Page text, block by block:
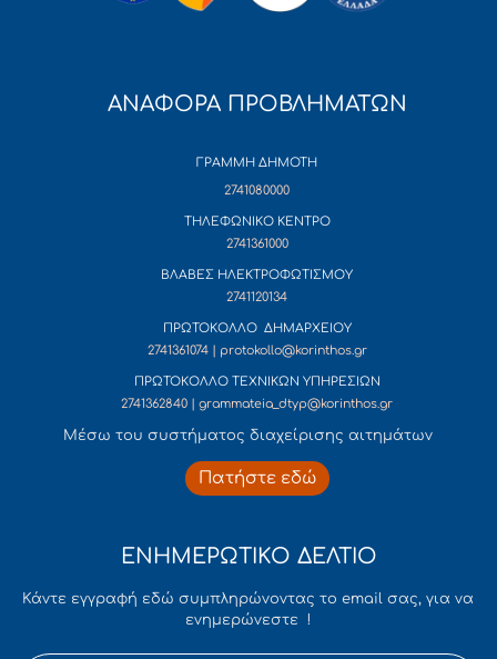
ΑΝΑΦΟΡΑ ΠΡΟΒΛΗΜΑΤΩΝ
ΓΡΑΜΜΗ ΔΗΜΟΤΗ
2741080000
ΤΗΛΕΦΩΝΙΚΟ ΚΕΝΤΡΟ
2741361000
ΒΛΑΒΕΣ ΗΛΕΚΤΡΟΦΩΤΙΣΜΟΥ
2741120134
ΠΡΩΤΟΚΟΛΛΟ ΔΗΜΑΡΧΕΙΟΥ
2741361074 | protokollo@korinthos.gr
ΠΡΩΤΟΚΟΛΛΟ ΤΕΧΝΙΚΩΝ ΥΠΗΡΕΣΙΩΝ
2741362840 | grammateia_dtyp@korinthos.gr
Mέσω του συστήματος διαχείρισης αιτημάτων
Πατήστε εδώ
ΕΝΗΜΕΡΩΤΙΚΟ ΔΕΛΤΙΟ
Κάντε εγγραφή εδώ συμπληρώνοντας το email σας, για να
ενημερώνεστε !